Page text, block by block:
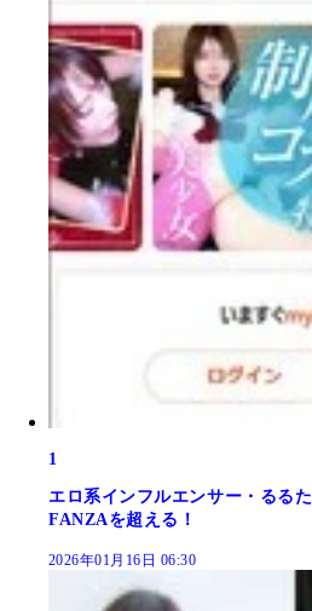
1
エロ系インフルエンサー・るる
FANZAを超える！
2026年01月16日 06:30